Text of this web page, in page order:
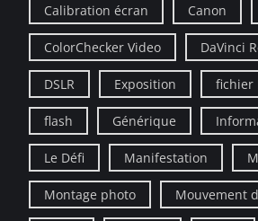
Calibration écran Canon
ColorChecker Video DaVinci
DSLR Exposition fichier
flash Générique
Le Défi Manifestation
Montage photo Mouvement